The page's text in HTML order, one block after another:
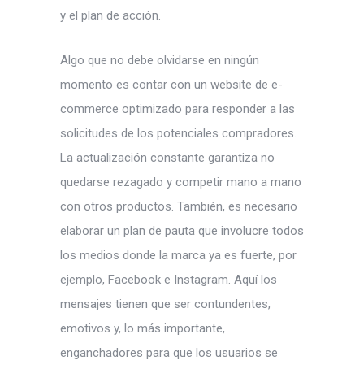
y el plan de acción.
Algo que no debe olvidarse en ningún
momento es contar con un website de e-
commerce optimizado para responder a las
solicitudes de los potenciales compradores.
La actualización constante garantiza no
quedarse rezagado y competir mano a mano
con otros productos. También, es necesario
elaborar un plan de pauta que involucre todos
los medios donde la marca ya es fuerte, por
ejemplo, Facebook e Instagram. Aquí los
mensajes tienen que ser contundentes,
emotivos y, lo más importante,
enganchadores para que los usuarios se